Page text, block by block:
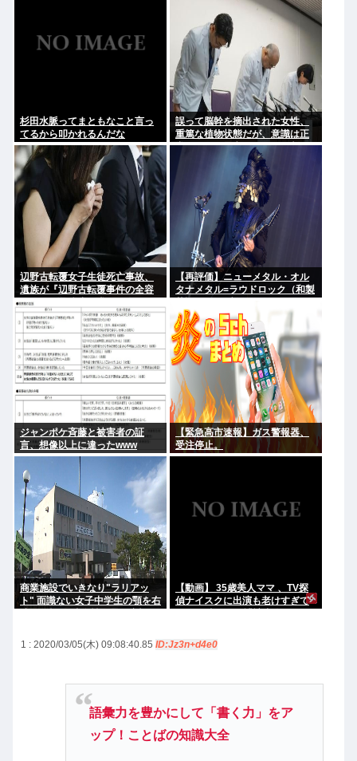
杉田水脈ってまともなこと言っ
てるから叩かれるんだな
誤って脳幹を摘出された女性、
重篤な植物状態だが、意識は正
常で何かを思考していると判明
辺野古転覆女子生徒死亡事故、
遺族が『辺野古転覆事件の全容
解明と再発防止を求める会』を
設立
【再評価】ニューメタル・オル
タナメタル=ラウドロック（和製
お前らがキッズの頃好きだった
バンドは何？
ジャンポケ斉藤と被害者の証
言、想像以上に違ったwww
【緊急高市速報】ガス警報器、
受注停止。
商業施設でいきなり"ラリアッ
ト" 面識ない女子中学生の顎を右
【動画】 35歳美人ママ 、TV探
偵ナイスクに出演も老けすぎて
1 : 2020/03/05(木) 09:08:40.85 ID:Jz3n+d4e0
語彙力を豊かにして「書く力」をア
ップ！ことばの知識大全